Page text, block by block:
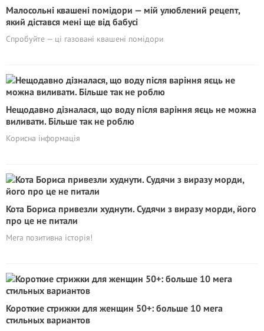
Малосольні квашені помідори — мій улюблений рецепт,
який дістався мені ще від бабусі
Спробуйте — ці газовані квашені помідори
Нещодавно дізналася, що воду після варіння яєць не можна
виливати. Більше так не роблю
Корисна інформація
Кота Бориса привезли худнути. Судячи з виразу морди, його
про це не питали
Мега позитивна історія!
Короткие стрижки для женщин 50+: больше 10 мега
стильных вариантов